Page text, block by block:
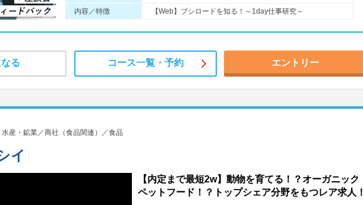
内容／特徴
【Web】ブシロードを知る！～1day仕事研究～
る コース一覧・ 予約 エントリー
水産・鉱業／商社（食品関連）／食品
イ
【内定まで最短2w】動物を育てる！？オーガニック
ペットフード！？トップシェア分野をもつレア求人！